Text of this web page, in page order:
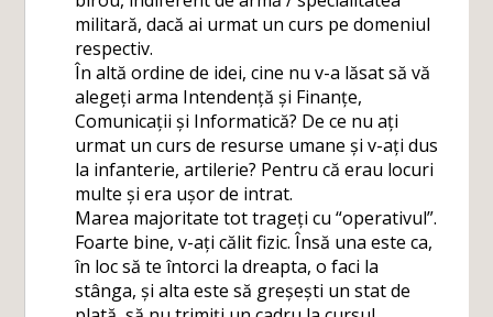
militară, dacă ai urmat un curs pe domeniul
respectiv.
În altă ordine de idei, cine nu v-a lăsat să vă
alegeți arma Intendență și Finanțe,
Comunicații și Informatică? De ce nu ați
urmat un curs de resurse umane și v-ați dus
la infanterie, artilerie? Pentru că erau locuri
multe și era ușor de intrat.
Marea majoritate tot trageți cu “operativul”.
Foarte bine, v-ați călit fizic. Însă una este ca,
în loc să te întorci la dreapta, o faci la
stânga, și alta este să greșești un stat de